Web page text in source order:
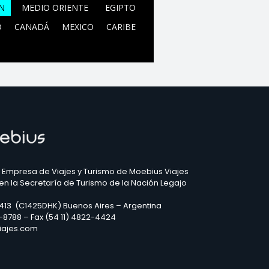
MEDIO ORIENTE
EGIPTO
CANADÁ MEXICO CARIBE
de Viajes y Turismo de Moebius Viajes
la Secretaría de Turismo de la Nación Legajo
(C1425DHK) Buenos Aires – Argentina
8788 – Fax (54 11) 4822-4424